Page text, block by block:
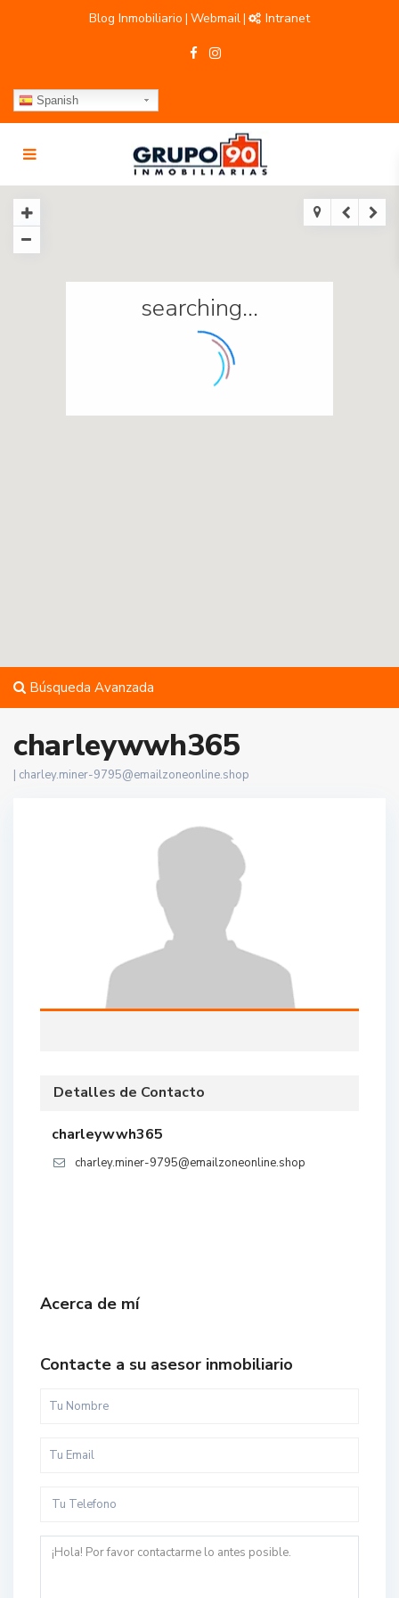
Blog Inmobiliario | Webmail| Intranet
Spanish
searching...
Búsqueda Avanzada
charleywwh365
charley.miner-9795@emailzoneonline.shop
Detalles de Contacto
charleywwh365
charley.miner-9795@emailzoneonline.shop
Acerca de mí
Contacte a su asesor inmobiliario